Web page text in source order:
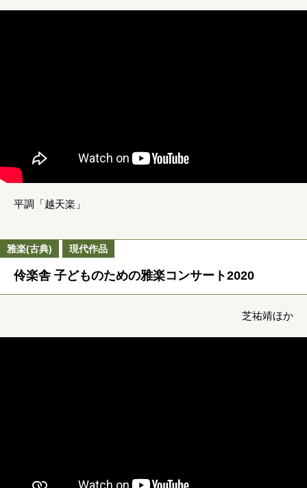
平調「越天楽」
雅楽(古典) 現代作品
伶楽舎 子どものための雅楽コンサート2020
芝祐靖ほか